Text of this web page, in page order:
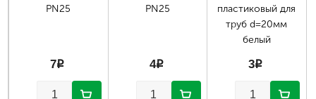
PN25
7p
PN25
4p
пластиковый для
труб d=20мм
белый
3p